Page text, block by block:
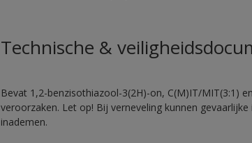
Technische &
Bevat 1,2-benzisothiazool-3(2H)-on, C(M)IT/MIT(3:1)
veroorzaken. Let op! Bij verneveling kunnen
inademen.